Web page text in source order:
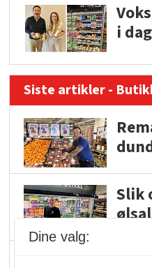
i
Siste artikler -
Slik
Dine valg: